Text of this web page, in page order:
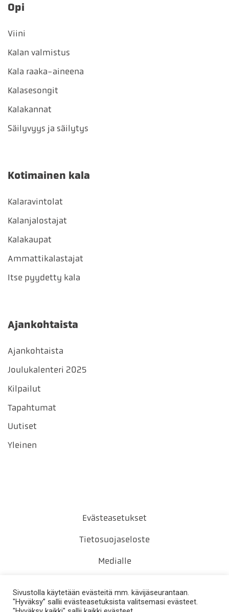
Opi
Viini
Kalan valmistus
Kala raaka-aineena
Kalasesongit
Kalakannat
Säilyvyys ja säilytys
Kotimainen kala
Kalaravintolat
Kalanjalostajat
Kalakaupat
Ammattikalastajat
Itse pyydetty kala
Ajankohtaista
Ajankohtaista
Joulukalenteri 2025
Kilpailut
Tapahtumat
Uutiset
Yleinen
Evästeasetukset
Tietosuojaseloste
Medialle
Sivustolla käytetään evästeitä mm. kävijäseurantaan.
"Hyväksy” sallii evästeasetuksista valitsemasi evästeet.